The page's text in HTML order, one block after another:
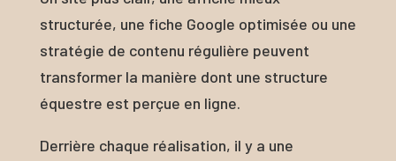
structurée, une fiche Google optimisée ou une
stratégie de contenu régulière peuvent
transformer la manière dont une structure
équestre est perçue en ligne.
Derrière chaque réalisation, il y a une